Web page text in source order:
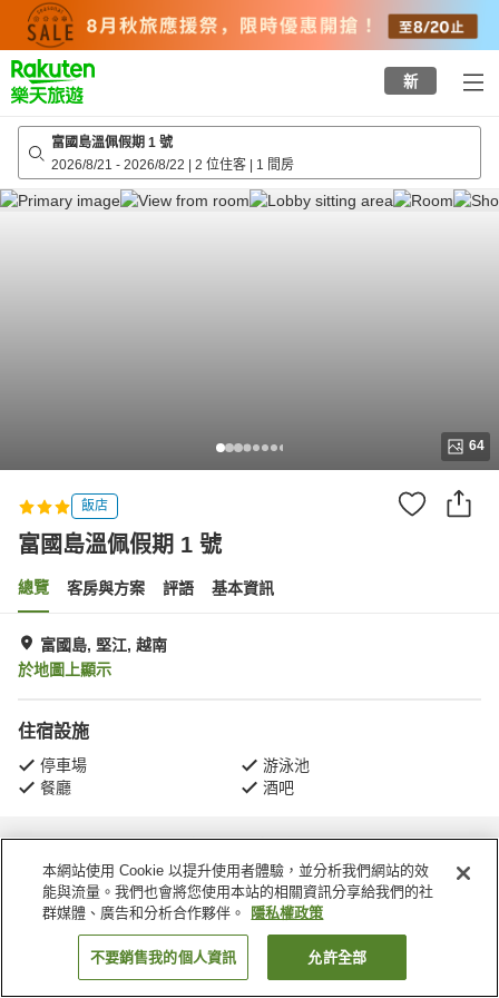
top
page
新
富國島溫佩假期 1 號
2026/8/21 - 2026/8/22 | 2 位住客 | 1 間房
64
飯店
富國島溫佩假期 1 號
總覽 客房與方案 評語 基本資訊
富國島, 堅江, 越南
於地圖上顯示
住宿設施
停車場
游泳池
餐廳
酒吧
首頁 越南 堅江 富國島 富國島溫佩假期 1 號
找客房
本網站使用 Cookie 以提升使用者體驗，並分析我們網站的效
能與流量。我們也會將您使用本站的相關資訊分享給我們的社
群媒體、廣告和分析合作夥伴。
隱私權政策
不要銷售我的個人資訊 允許全部